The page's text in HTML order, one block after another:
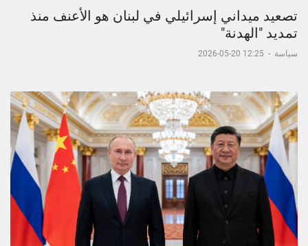
تصعيد ميداني إسرائيلي في لبنان هو الأعنف منذ
تمديد "الهدنة"
سياسة -
12:25 20-05-2026